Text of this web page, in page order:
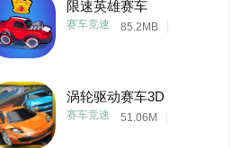
限速英雄赛车
85.2MB
赛车竞速
涡轮驱动赛车3D
51.06M
赛车竞速